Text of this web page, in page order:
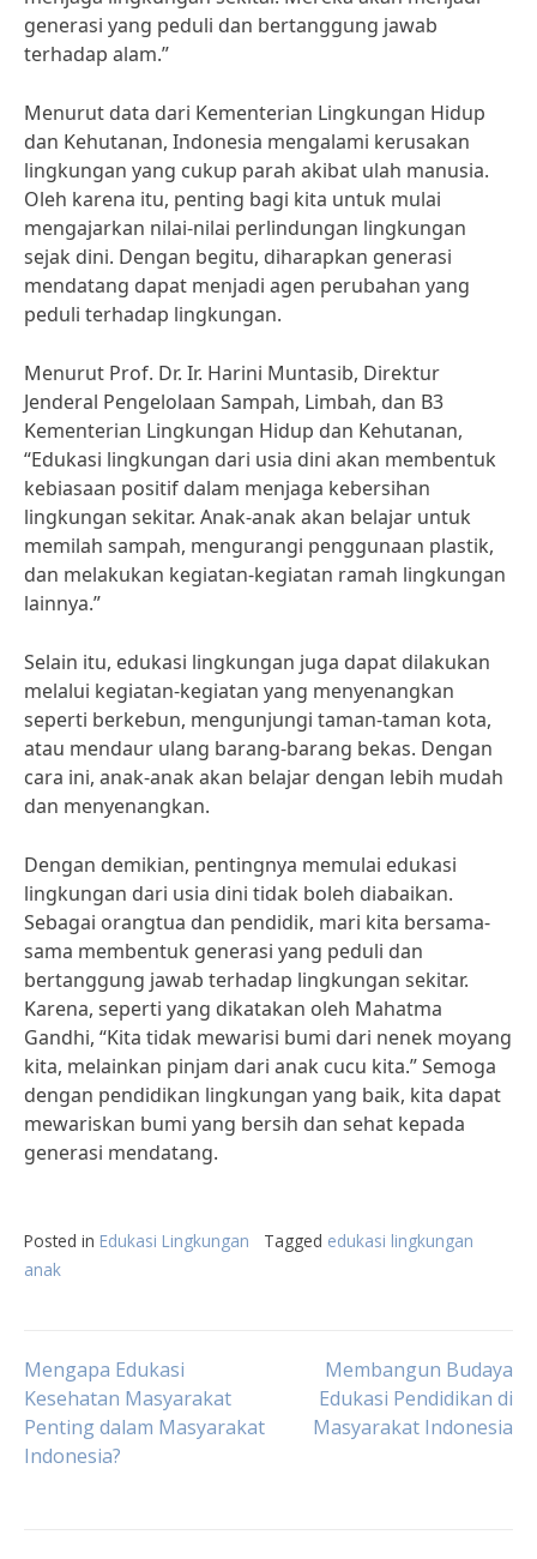
generasi yang peduli dan bertanggung jawab
terhadap alam.”
Menurut data dari Kementerian Lingkungan Hidup
dan Kehutanan, Indonesia mengalami kerusakan
lingkungan yang cukup parah akibat ulah manusia.
Oleh karena itu, penting bagi kita untuk mulai
mengajarkan nilai-nilai perlindungan lingkungan
sejak dini. Dengan begitu, diharapkan generasi
mendatang dapat menjadi agen perubahan yang
peduli terhadap lingkungan.
Menurut Prof. Dr. Ir. Harini Muntasib, Direktur
Jenderal Pengelolaan Sampah, Limbah, dan B3
Kementerian Lingkungan Hidup dan Kehutanan,
“Edukasi lingkungan dari usia dini akan membentuk
kebiasaan positif dalam menjaga kebersihan
lingkungan sekitar. Anak-anak akan belajar untuk
memilah sampah, mengurangi penggunaan plastik,
dan melakukan kegiatan-kegiatan ramah lingkungan
lainnya.”
Selain itu, edukasi lingkungan juga dapat dilakukan
melalui kegiatan-kegiatan yang menyenangkan
seperti berkebun, mengunjungi taman-taman kota,
atau mendaur ulang barang-barang bekas. Dengan
cara ini, anak-anak akan belajar dengan lebih mudah
dan menyenangkan.
Dengan demikian, pentingnya memulai edukasi
lingkungan dari usia dini tidak boleh diabaikan.
Sebagai orangtua dan pendidik, mari kita bersama-
sama membentuk generasi yang peduli dan
bertanggung jawab terhadap lingkungan sekitar.
Karena, seperti yang dikatakan oleh Mahatma
Gandhi, “Kita tidak mewarisi bumi dari nenek moyang
kita, melainkan pinjam dari anak cucu kita.” Semoga
dengan pendidikan lingkungan yang baik, kita dapat
mewariskan bumi yang bersih dan sehat kepada
generasi mendatang.
Posted in Edukasi Lingkungan Tagged edukasi lingkungan
anak
Post
navigation
Mengapa Edukasi
Kesehatan Masyarakat
Penting dalam Masyarakat
Indonesia?
Membangun Budaya
Edukasi Pendidikan di
Masyarakat Indonesia